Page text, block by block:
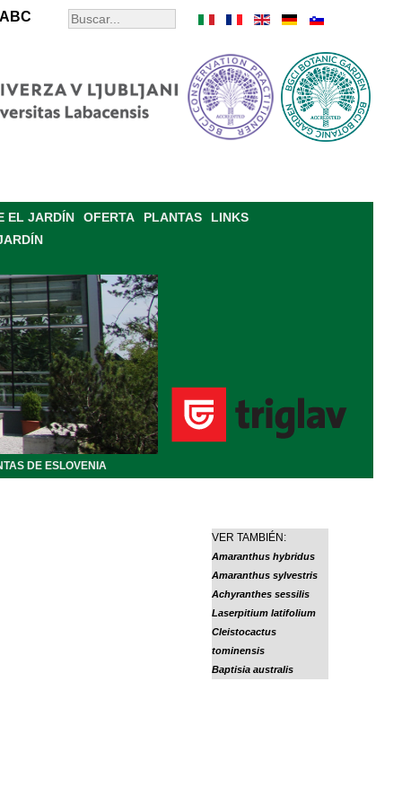
ABC
EL JARDÍN OFERTA PLANTAS
LINKS
DE ESLOVENIA
VER TAMBIÉN:
Amaranthus hybridus
Amaranthus sylvestris
Achyranthes sessilis
Laserpitium latifolium
Cleistocactus
tominensis
Baptisia australis